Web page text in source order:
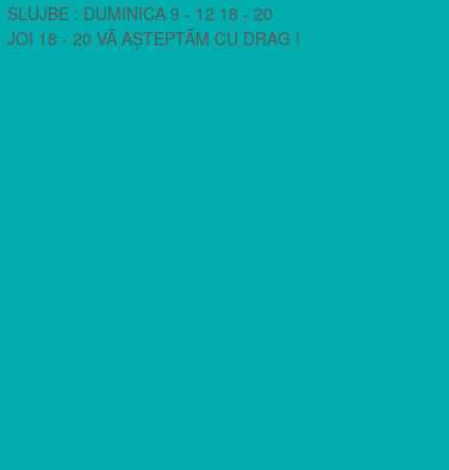
SLUJBE : DUMINICA 9 - 12 18 - 20
JOI 18 - 20 VĂ AȘTEPTĂM CU DRAG !